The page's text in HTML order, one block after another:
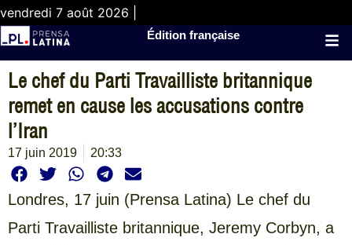
vendredi 7 août 2026 |
Édition française
Le chef du Parti Travailliste britannique
remet en cause les accusations contre
l’Iran
17 juin 2019 20:33
Londres, 17 juin (Prensa Latina) Le chef du
Parti Travailliste britannique, Jeremy Corbyn, a